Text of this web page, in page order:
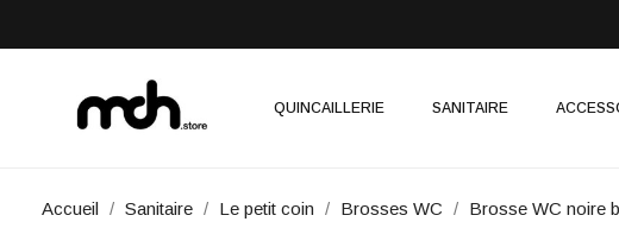
QUINCAILLERIE SANITAIRE
Accueil Sanitaire Le petit coin Brosses WC Brosse WC noire